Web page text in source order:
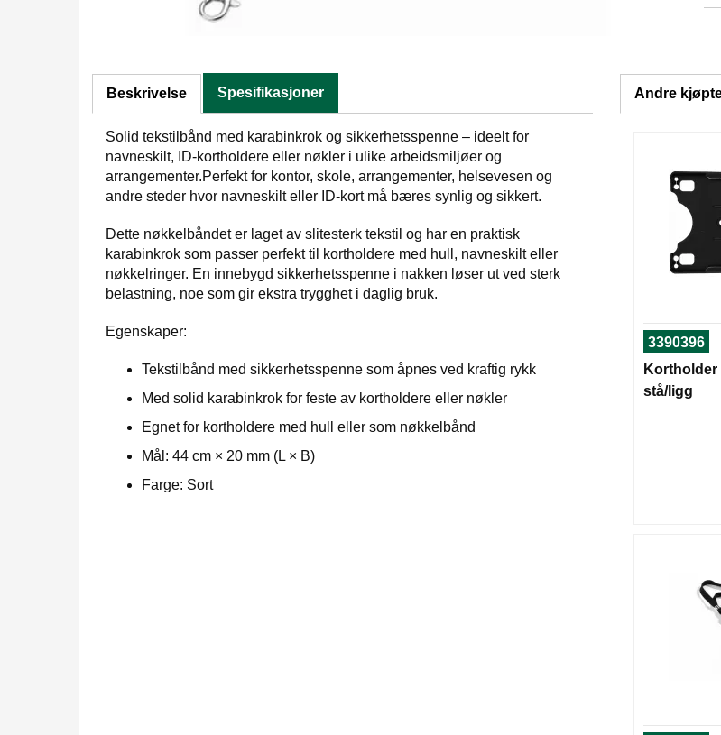
Beskrivelse Spesifikasjoner
Solid tekstilbånd med karabinkrok og sikkerhetsspenne – ideelt for
navneskilt, ID-kortholdere eller nøkler i ulike arbeidsmiljøer og
arrangementer.Perfekt for kontor, skole, arrangementer, helsevesen og
andre steder hvor navneskilt eller ID-kort må bæres synlig og sikkert.
Dette nøkkelbåndet er laget av slitesterk tekstil og har en praktisk
karabinkrok som passer perfekt til kortholdere med hull, navneskilt eller
nøkkelringer. En innebygd sikkerhetsspenne i nakken løser ut ved sterk
belastning, noe som gir ekstra trygghet i daglig bruk.
Egenskaper:
Tekstilbånd med sikkerhetsspenne som åpnes ved kraftig rykk
Med solid karabinkrok for feste av kortholdere eller nøkler
Egnet for kortholdere med hull eller som nøkkelbånd
Mål: 44 cm × 20 mm (L × B)
Farge: Sort
Andre
3390396
Kortholder
stå/ligg